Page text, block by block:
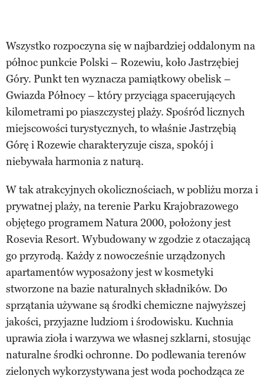
Wszystko rozpoczyna się w najbardziej oddalonym na
północ punkcie Polski – Rozewiu, koło Jastrzębiej
Góry. Punkt ten wyznacza pamiątkowy obelisk –
Gwiazda Północy – który przyciąga spacerujących
kilometrami po piaszczystej plaży. Spośród licznych
miejscowości turystycznych, to właśnie Jastrzębią
Górę i Rozewie charakteryzuje cisza, spokój i
niebywała harmonia z naturą.
W tak atrakcyjnych okolicznościach, w pobliżu morza i
prywatnej plaży, na terenie Parku Krajobrazowego
objętego programem Natura 2000, położony jest
Rosevia Resort. Wybudowany w zgodzie z otaczającą
go przyrodą. Każdy z nowocześnie urządzonych
apartamentów wyposażony jest w kosmetyki
stworzone na bazie naturalnych składników. Do
sprzątania używane są środki chemiczne najwyższej
jakości, przyjazne ludziom i środowisku. Kuchnia
uprawia zioła i warzywa we własnej szklarni, stosując
naturalne środki ochronne. Do podlewania terenów
zielonych wykorzystywana jest woda pochodząca ze